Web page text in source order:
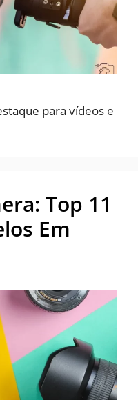
para vídeos e
Top 11
Em